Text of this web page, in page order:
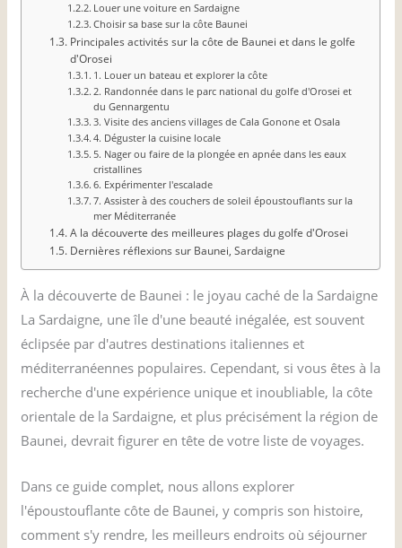
Louer une voiture en Sardaigne
Choisir sa base sur la côte Baunei
Principales activités sur la côte de Baunei et dans le golfe
d'Orosei
1. Louer un bateau et explorer la côte
2. Randonnée dans le parc national du golfe d'Orosei et
du Gennargentu
3. Visite des anciens villages de Cala Gonone et Osala
4. Déguster la cuisine locale
5. Nager ou faire de la plongée en apnée dans les eaux
cristallines
6. Expérimenter l'escalade
7. Assister à des couchers de soleil époustouflants sur la
mer Méditerranée
A la découverte des meilleures plages du golfe d'Orosei
Dernières réflexions sur Baunei, Sardaigne
À la découverte de Baunei : le joyau caché de la Sardaigne
La Sardaigne, une île d'une beauté inégalée, est souvent
éclipsée par d'autres destinations italiennes et
méditerranéennes populaires. Cependant, si vous êtes à la
recherche d'une expérience unique et inoubliable, la côte
orientale de la Sardaigne, et plus précisément la région de
Baunei, devrait figurer en tête de votre liste de voyages.
Dans ce guide complet, nous allons explorer
l'époustouflante côte de Baunei, y compris son histoire,
comment s'y rendre, les meilleurs endroits où séjourner